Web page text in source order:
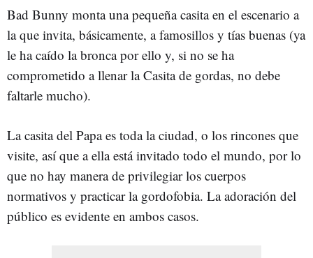
Bad Bunny monta una pequeña casita en el escenario a
la que invita, básicamente, a famosillos y tías buenas (ya
le ha caído la bronca por ello y, si no se ha
comprometido a llenar la Casita de gordas, no debe
faltarle mucho).
La casita del Papa es toda la ciudad, o los rincones que
visite, así que a ella está invitado todo el mundo, por lo
que no hay manera de privilegiar los cuerpos
normativos y practicar la gordofobia. La adoración del
público es evidente en ambos casos.